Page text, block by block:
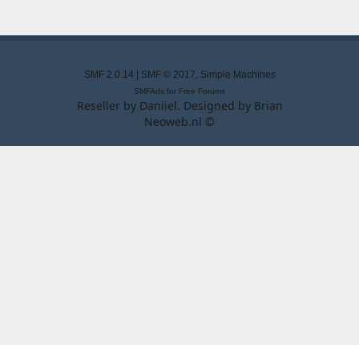
SMF 2.0.14 SMF © 2017, Simple Machines
SMFAds for Free Forums
Reseller by Daniiel. Designed by Brian
Neoweb.nl ©